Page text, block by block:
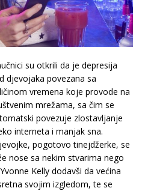
su otkrili da je depresija
djevojaka povezana sa
vremena koje provode na
mrežama, sa čim se
povezuje zlostavljanje
interneta i manjak sna.
pogotovo tinejdžerke, se
nose sa nekim stvarima nego
Kelly dodavši da većina
svojim izgledom, te se